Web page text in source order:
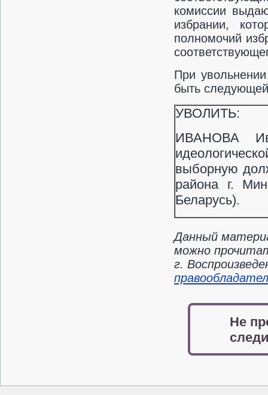
комиссии
избрании,
полномочий
При
быть
УВОЛИТЬ:
ИВАНОВА
выборную
района г.
Беларусь).
Данный
можно
г.
Не